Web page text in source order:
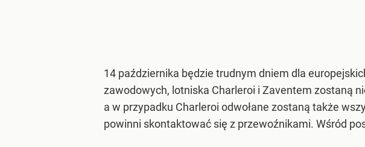
14 października będzie trudnym dniem dla
zawodowych, lotniska Charleroi i Zaventem zostaną
a w przypadku Charleroi odwołane zostaną także
powinni skontaktować się z przewoźnikami. Wśród